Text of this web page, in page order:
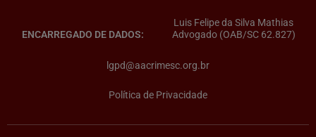
ENCARREGADO DE DADOS:
Luis Felipe da Silva Mathias
Advogado (OAB/SC 62.827)
lgpd@aacrimesc.org.br
Política de Privacidade